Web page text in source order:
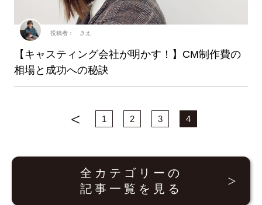
【キャスティング会社が明かす！】CM制作費の
相場と成功への秘訣
投稿者： きえ
1 2 3 4
全カテゴリーの
記事一覧を見る